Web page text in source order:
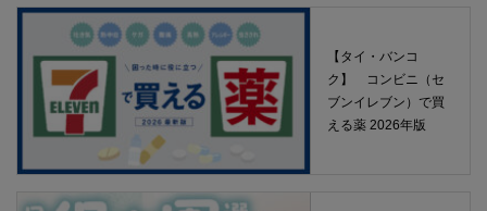
【タイ・バンコ
ク】 コンビニ（セ
ブンイレブン）で買
える薬 2026年版